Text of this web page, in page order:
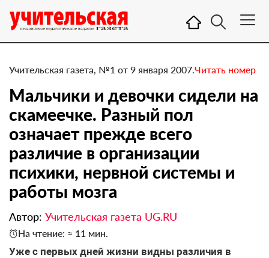
Учительская газета, №1 от 9 января 2007.Читать номер
Мальчики и девочки сидели на
скамеечке. Разный пол
означает прежде всего
различие в организации
психики, нервной системы и
работы мозга
Автор: Учительская газета UG.RU
На чтение: ≈ 11 мин.
Уже с первых дней жизни видны различия в